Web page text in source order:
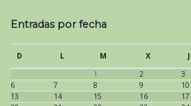
Entradas por fecha
D L M X J
1
2 3
6
7 8 9 10
13
14 15 16 17